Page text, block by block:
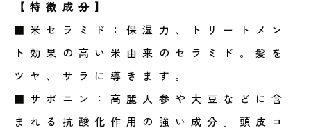
【特徴成分】
■米セラミド：保湿力、トリートメン
ト効果の高い米由来のセラミド。髪を
ツヤ、サラに導きます。
■サポニン：高麗人参や大豆などに含
まれる抗酸化作用の強い成分。頭皮コ